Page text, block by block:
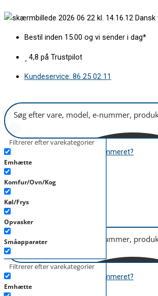
til
Dansk
Bestil inden 15.00 og vi sender i dag*
4,8 på Trustpilot
Kundeservice: 86 25 02 11
Filtrerer efter varekategorier
Emhætte
Komfur/Ovn/Kog
Køl/Frys
Opvasker
Småapparater
Støvsuger
Tørretumbler
Hvor finder jeg modelnummeret?
kr.0,00 0 Kurv
B2B
kr.0,00
Filtrerer efter varekategorier
Emhætte
Hvor finder jeg modelnummeret?